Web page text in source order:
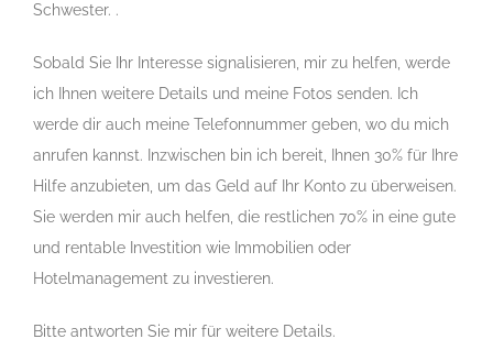
Schwester. .
Sobald Sie Ihr Interesse signalisieren, mir zu helfen, werde
ich Ihnen weitere Details und meine Fotos senden. Ich
werde dir auch meine Telefonnummer geben, wo du mich
anrufen kannst. Inzwischen bin ich bereit, Ihnen 30% für Ihre
Hilfe anzubieten, um das Geld auf Ihr Konto zu überweisen.
Sie werden mir auch helfen, die restlichen 70% in eine gute
und rentable Investition wie Immobilien oder
Hotelmanagement zu investieren.
Bitte antworten Sie mir für weitere Details.